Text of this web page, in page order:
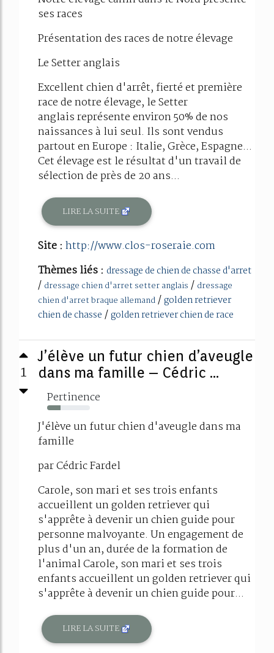
ses races
Présentation des races de notre élevage
Le Setter anglais
Excellent chien d'arrêt, fierté et première
race de notre élevage, le Setter
anglais représente environ 50% de nos
naissances à lui seul. Ils sont vendus
partout en Europe : Italie, Grèce, Espagne...
Cet élevage est le résultat d'un travail de
sélection de près de 20 ans...
LIRE LA SUITE
Site : http://www.clos-roseraie.com
Thèmes liés : dressage de chien de chasse d'arret
/ dressage chien d'arret setter anglais / dressage
chien d'arret braque allemand/ golden retriever
chien de chasse / golden retriever chien de race
1
J’élève un futur chien d’aveugle
dans ma famille – Cédric ...
Pertinence
31%
J'élève un futur chien d'aveugle dans ma
famille
par Cédric Fardel
Carole, son mari et ses trois enfants
accueillent un golden retriever qui
s'apprête à devenir un chien guide pour
personne malvoyante. Un engagement de
plus d'un an, durée de la formation de
l'animal Carole, son mari et ses trois
enfants accueillent un golden retriever qui
s'apprête à devenir un chien guide pour...
LIRE LA SUITE